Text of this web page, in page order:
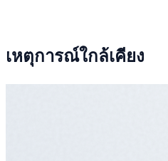
เหตุการณ์ใกล้เคียง